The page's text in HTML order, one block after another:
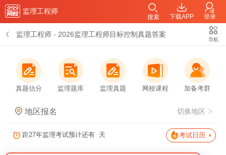
监理工程师
下载APP 登录
搜索
监理工程师 - 2026监理工程师目标控制真题答案
导航
真题估分 监理题库 监理真题 网校课程 加备考群
地区报名 切换地区
距27年监理考试预计还有 天 考试日历